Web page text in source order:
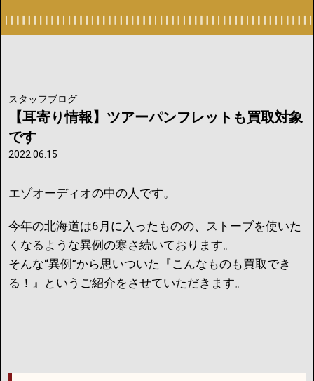
スタッフブログ
【耳寄り情報】ツアーパンフレットも買取対象
です
2022.06.15
エゾオーディオの中の人です。
今年の北海道は6月に入ったものの、ストーブを使いた
くなるような異例の寒さ続いております。
そんな“異例”から思いついた『こんなものも買取でき
る！』というご紹介をさせていただきます。